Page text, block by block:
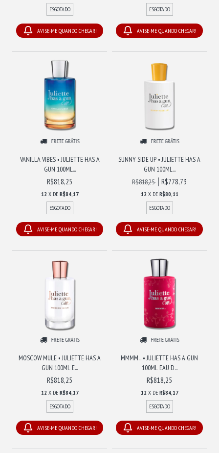
ESGOTADO
AVISE-ME QUANDO CHEGAR!
ESGOTADO
AVISE-ME QUANDO CHEGAR!
FRETE GRÁTIS
VANILLA VIBES • JULIETTE HAS A
GUN 100ML...
R$818,25
12 X DE R$84,17
ESGOTADO
AVISE-ME QUANDO CHEGAR!
FRETE GRÁTIS
SUNNY SIDE UP • JULIETTE HAS A
GUN 100ML...
R$818,25
R$778,73
12 X DE R$80,11
ESGOTADO
AVISE-ME QUANDO CHEGAR!
FRETE GRÁTIS
MOSCOW MULE • JULIETTE HAS A
GUN 100ML E...
R$818,25
12 X DE R$84,17
ESGOTADO
AVISE-ME QUANDO CHEGAR!
FRETE GRÁTIS
MMMM... • JULIETTE HAS A GUN
100ML EAU D...
R$818,25
12 X DE R$84,17
ESGOTADO
AVISE-ME QUANDO CHEGAR!